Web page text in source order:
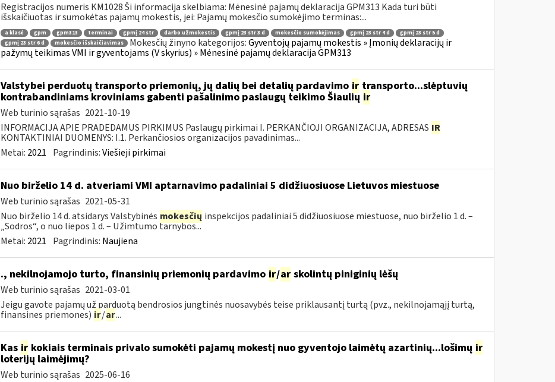
Registracijos numeris KM1028 Ši informacija skelbiama: Mėnesinė pajamų deklaracija GPM313 Kada turi būti
išskaičiuotas ir sumokėtas pajamų mokestis, jei: Pajamų mokesčio sumokėjimo terminas:...
a klasė gpm gpm313 terminai gpmį 24 str darbo užmokestis gpmį 23 str 3 d mokesčio sumokėjimas gpmį 23 str 4 d
gpmį 23 str 5 d
gpmį 23 str 6 d
mokesčio išskaičiavimas Mokesčių žinyno kategorijos:Gyventojų pajamų mokestis » Įmonių deklaracijų ir
pažymų teikimas VMI ir gyventojams (V skyrius) » Mėnesinė pajamų deklaracija GPM313
Valstybei perduotų transporto priemonių, jų dalių bei detalių pardavimo irtransporto...slėptuvių
kontrabandiniams kroviniams gabenti pašalinimo paslaugų teikimo Šiaulių ir
Web turinio sąrašas 2021-10-19
INFORMACIJA APIE PRADEDAMUS PIRKIMUS Paslaugų pirkimai I. PERKANČIOJI ORGANIZACIJA, ADRESAS IR
KONTAKTINIAI DUOMENYS: I.1. Perkančiosios organizacijos pavadinimas...
Metai: 2021 Pagrindinis:Viešieji pirkimai
Nuo birželio 14 d. atveriami VMI aptarnavimo padaliniai 5 didžiuosiuose Lietuvos miestuose
Web turinio sąrašas 2021-05-31
Nuo birželio 14 d. atsidarys Valstybinės mokesčių inspekcijos padaliniai 5 didžiuosiuose miestuose, nuo birželio 1 d. –
„Sodros“, o nuo liepos 1 d. – Užimtumo tarnybos...
Metai: 2021 Pagrindinis: Naujiena
., nekilnojamojo turto, finansinių priemonių pardavimo ir/arskolintų piniginių lėšų
Web turinio sąrašas 2021-03-01
Jeigu gavote pajamų už parduotą bendrosios jungtinės nuosavybės teise priklausantį turtą (pvz., nekilnojamąjį turtą,
finansines priemones) ir/ar...
Kas irkokiais terminais privalo sumokėti pajamų mokestį nuo gyventojo laimėtų azartinių...lošimų ir
loterijų laimėjimų?
Web turinio sąrašas 2025-06-16